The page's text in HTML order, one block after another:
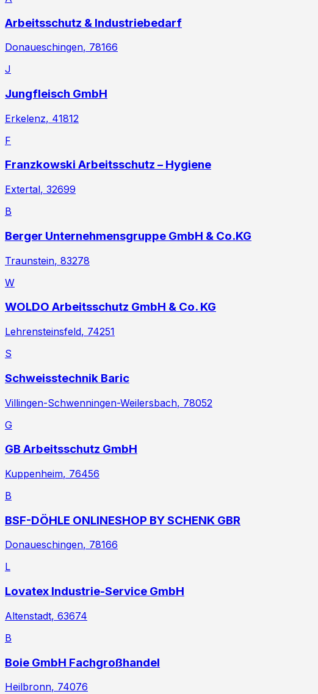
Arbeitsschutz & Industriebedarf
Donaueschingen, 78166
J
Jungfleisch GmbH
Erkelenz, 41812
F
Franzkowski Arbeitsschutz – Hygiene
Extertal, 32699
B
Berger Unternehmensgruppe GmbH & Co.KG
Traunstein, 83278
W
WOLDO Arbeitsschutz GmbH & Co. KG
Lehrensteinsfeld, 74251
S
Schweisstechnik Baric
Villingen-Schwenningen-Weilersbach, 78052
G
GB Arbeitsschutz GmbH
Kuppenheim, 76456
B
BSF-DÖHLE ONLINESHOP BY SCHENK GBR
Donaueschingen, 78166
L
Lovatex Industrie-Service GmbH
Altenstadt, 63674
B
Boie GmbH Fachgroßhandel
Heilbronn, 74076